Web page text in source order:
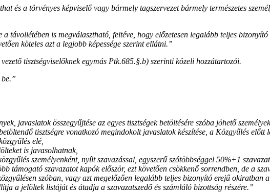
és a törvényes képviselő vagy bármely tagszervezet bármely természetes
a távollétében is megválasztható, feltéve, hogy előzetesen legalább teljes
köteles azt a legjobb képessége szerint ellátni.”
tisztségviselőknek egymás Ptk.685.§.b) szerinti közeli hozzátartozói.
be.”
javaslatok összegyűjtése az egyes tisztségek betöltésére szóba jöhető
tisztségre vonatkozó megindokolt javaslatok készítése, a Közgyűlés előtt
elé,
is javasolhatnak,
személyenként, nyílt szavazással, egyszerű szótöbbséggel 50%+1
támogató szavazatot kapók először, ezt követően csökkenő sorrendben, de a
szóban, vagy azt megelőzően legalább teljes bizonyító erejű okiratban
a jelöltek listáját és átadja a szavazatszedő és számláló bizottság részére.”